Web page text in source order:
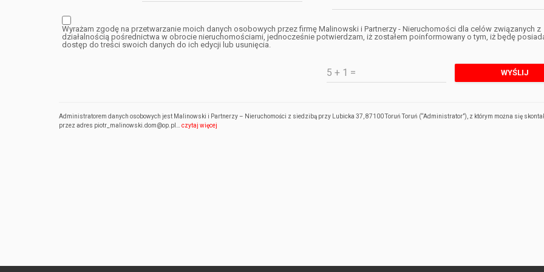
Wyrażam zgodę na przetwarzanie moich danych osobowych przez firmę Malinowski i Partnerzy - Nieruchomości dla celów związanych z
działalnością pośrednictwa w obrocie nieruchomościami, jednocześnie potwierdzam, iż zostałem poinformowany o tym, iż będę
dostęp do treści swoich danych do ich edycji lub usunięcia.
Administratorem danych osobowych jest Malinowski i Partnerzy – Nieruchomości z siedzibą przy Lubicka 37, 87100 Toruń Toruń (“Administrator”), z którym można się
przez adres piotr_malinowski.dom@op.pl… czytaj więcej